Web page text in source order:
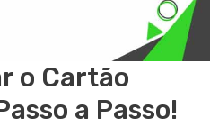
o Cartão
a Passo!